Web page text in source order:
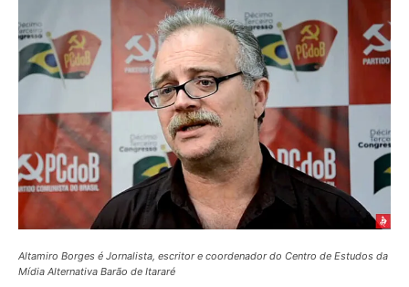
Altamiro Borges é Jornalista, escritor e coordenador do Centro de Estudos da
Mídia Alternativa Barão de Itararé